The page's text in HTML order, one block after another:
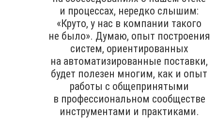
и процессах, нередко слышим:
«Круто, у нас в компании такого
не было». Думаю, опыт построения
систем, ориентированных
на автоматизированные поставки,
будет полезен многим, как и опыт
работы с общепринятыми
в профессиональном сообществе
инструментами и практиками.